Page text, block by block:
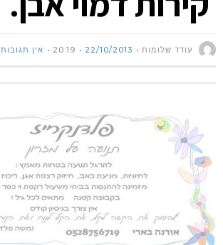
עודד שלומות 22/10/2013
20:19 אין תגובות